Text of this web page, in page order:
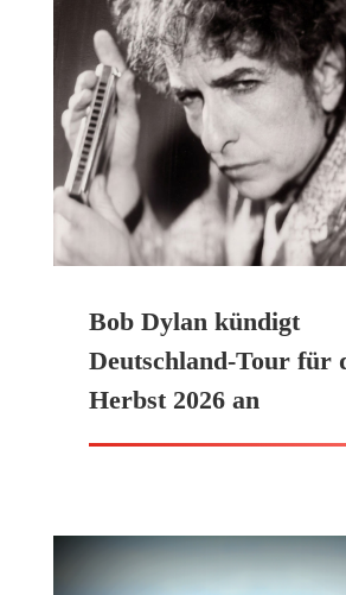
Bob Dylan kündigt
Deutschland-Tour für
Herbst 2026 an